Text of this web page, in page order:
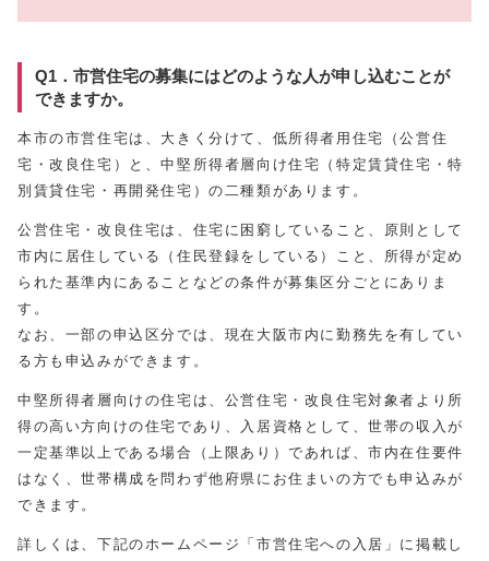
Q1．市営住宅の募集にはどのような人が申し込むことが
できますか。
本市の市営住宅は、大きく分けて、低所得者用住宅（公営住
宅・改良住宅）と、中堅所得者層向け住宅（特定賃貸住宅・特
別賃貸住宅・再開発住宅）の二種類があります。
公営住宅・改良住宅は、住宅に困窮していること、原則として
市内に居住している（住民登録をしている）こと、所得が定め
られた基準内にあることなどの条件が募集区分ごとにありま
す。
なお、一部の申込区分では、現在大阪市内に勤務先を有してい
る方も申込みができます。
中堅所得者層向けの住宅は、公営住宅・改良住宅対象者より所
得の高い方向けの住宅であり、入居資格として、世帯の収入が
一定基準以上である場合（上限あり）であれば、市内在住要件
はなく、世帯構成を問わず他府県にお住まいの方でも申込みが
できます。
詳しくは、下記のホームページ「市営住宅への入居」に掲載し